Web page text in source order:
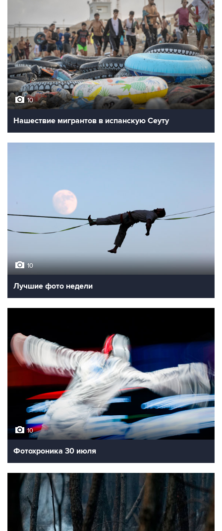
10
Нашествие мигрантов в испанскую Сеуту
10
Лучшие фото недели
10
Фотохроника 30 июля